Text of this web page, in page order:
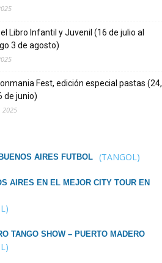
Libro Infantil y Juvenil (16 de julio al
3 de agosto)
Fest, edición especial pastas (24,
de junio)
2025
AIRES FUTBOL (TANGOL)
AIRES EN EL MEJOR CITY TOUR EN
TANGO SHOW – PUERTO MADERO